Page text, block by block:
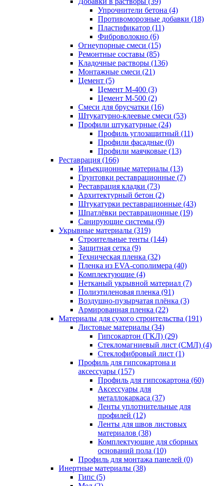
Упрочнители бетона (4)
Противоморозные добавки (18)
Пластификатор (11)
Фиброволокно (6)
Огнеупорные смеси (15)
Ремонтные составы (85)
Кладочные растворы (136)
Монтажные смеси (21)
Цемент (5)
Цемент М-400 (3)
Цемент М-500 (2)
Смеси для брусчатки (16)
Штукатурно-клеевые смеси (53)
Профили штукатурные (24)
Профиль углозащитный (11)
Профили фасадные (0)
Профили маячковые (13)
Реставрация (166)
Инъекционные материалы (13)
Грунтовки реставрационные (7)
Реставрация кладки (73)
Архитектурный бетон (2)
Штукатурки реставрационные (43)
Шпатлёвки реставрационные (19)
Санирующие системы (9)
Укрывные материалы (319)
Строительные тенты (144)
Защитная сетка (9)
Техническая пленка (32)
Пленка из EVA-сополимера (40)
Комплектующие (4)
Нетканый укрывной материал (7)
Полиэтиленовая пленка (91)
Воздушно-пузырчатая плёнка (3)
Армированная пленка (22)
Материалы для сухого строительства (191)
Листовые материалы (34)
Гипсокартон (ГКЛ) (29)
Стекломагниевый лист (СМЛ) (4)
Cтеклофибровый лист (1)
Профиль для гипсокартона и
аксессуары (157)
Профиль для гипсокартона (60)
Аксессуары для
металлокаркаса (37)
Ленты уплотнительные для
профилей (12)
Ленты для швов листовых
материалов (38)
Комплектующие для сборных
оснований пола (10)
Профиль для монтажа панелей (0)
Инертные материалы (38)
Гипс (5)